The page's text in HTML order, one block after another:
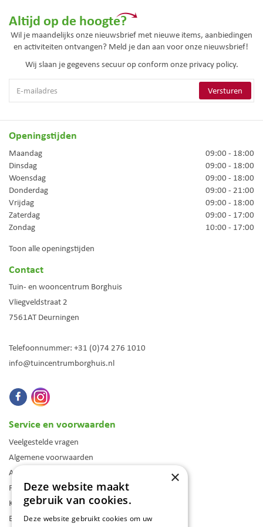
Altijd op de hoogte?
Wil je maandelijks onze nieuwsbrief met nieuwe items, aanbiedingen
en activiteiten ontvangen? Meld je dan aan voor onze nieuwsbrief!
Wij slaan je gegevens secuur op conform onze privacy policy.
Openingstijden
Maandag
09:00 - 18:00
Dinsdag
09:00 - 18:00
Woensdag
09:00 - 18:00
Donderdag
09:00 - 21:00
Vrijdag
09:00 - 18:00
Zaterdag
09:00 - 17:00
Zondag
10:00 - 17:00
Toon alle openingstijden
Contact
Tuin- en wooncentrum Borghuis
Vliegveldstraat 2
7561AT Deurningen
Telefoonnummer: +31 (0)74 276 1010
info@tuincentrumborghuis.nl
Service en voorwaarden
Veelgestelde vragen
Algemene voorwaarden
Assortiment
Folder
Klantenkaart
Blog
×
Deze website maakt
gebruik van cookies.
Deze website gebruikt cookies om uw